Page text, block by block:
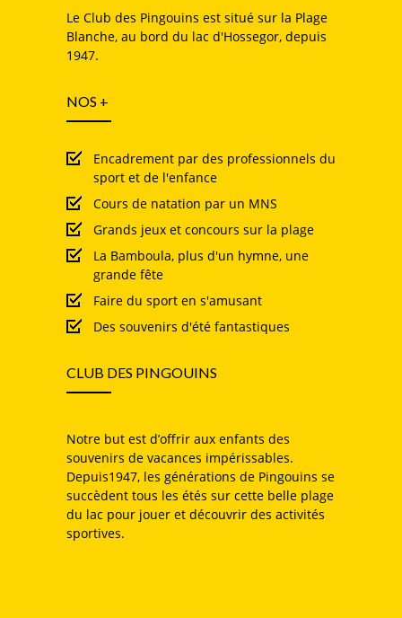
Le Club des Pingouins est situé sur la Plage
Blanche, au bord du lac d'Hossegor, depuis
1947.
NOS +
Encadrement par des professionnels du
sport et de l'enfance
Cours de natation par un MNS
Grands jeux et concours sur la plage
La Bamboula, plus d'un hymne, une
grande fête
Faire du sport en s'amusant
Des souvenirs d'été fantastiques
CLUB DES PINGOUINS
Notre but est d’offrir aux enfants des
souvenirs de vacances impérissables.
Depuis1947, les générations de Pingouins se
succèdent tous les étés sur cette belle plage
du lac pour jouer et découvrir des activités
sportives.